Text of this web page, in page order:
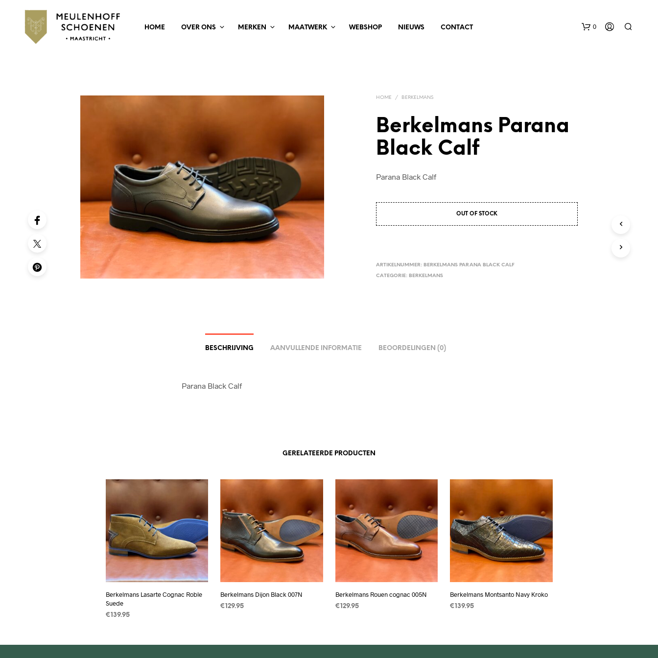
HOME OVER ONS MERKEN MAATWERK WEBSHOP NIEUWS CONTACT 0
HOME / BERKELMANS
Berkelmans Parana
Black Calf
Parana Black Calf
OUT OF STOCK
ARTIKELNUMMER: BERKELMANS PARANA BLACK CALF
CATEGORIE: BERKELMANS
BESCHRIJVING AANVULLENDE INFORMATIE BEOORDELINGEN (0)
Parana Black Calf
GERELATEERDE PRODUCTEN
Berkelmans Lasarte Cognac Roble
Suede
€ 139.95
Berkelmans Dijon Black 007N
€ 129.95
heeft
Berkelmans Rouen cognac 005N
€ 129.95
heeft
Berkelmans Montsanto Navy Kroko
€ 139.95
heeft